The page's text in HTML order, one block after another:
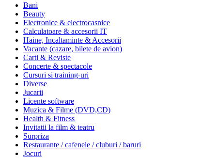
Bani
Beauty
Electronice & electrocasnice
Calculatoare & accesorii IT
Haine, Incaltaminte & Accesorii
Vacante (cazare, bilete de avion)
Carti & Reviste
Concerte & spectacole
Cursuri si training-uri
Diverse
Jucarii
Licente software
Muzica & Filme (DVD,CD)
Health & Fitness
Invitatii la film & teatru
Surpriza
Restaurante / cafenele / cluburi / baruri
Jocuri